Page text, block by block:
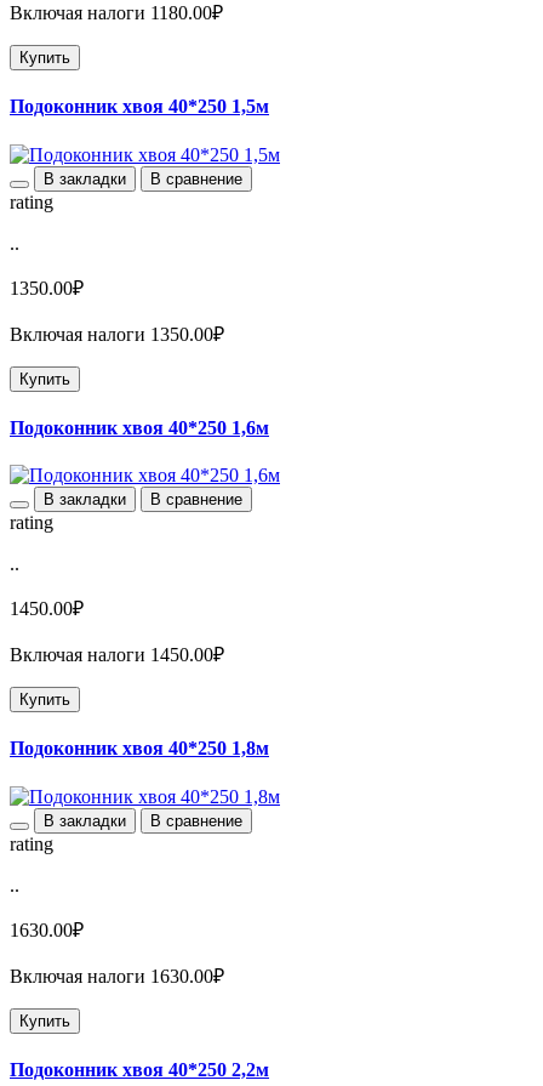
Включая налоги 1180.00₽
Купить
Подоконник хвоя 40*250 1,5м
В закладки В сравнение
rating
..
1350.00₽
Включая налоги 1350.00₽
Купить
Подоконник хвоя 40*250 1,6м
В закладки В сравнение
rating
..
1450.00₽
Включая налоги 1450.00₽
Купить
Подоконник хвоя 40*250 1,8м
В закладки В сравнение
rating
..
1630.00₽
Включая налоги 1630.00₽
Купить
Подоконник хвоя 40*250 2,2м